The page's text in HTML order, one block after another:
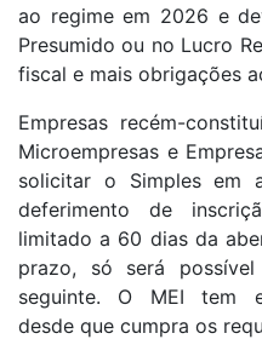
ao regime em 2026 e
Presumido ou no Lucro
fiscal e mais obrigações
Empresas recém-
Microempresas e
solicitar o Simples em
deferimento de
limitado a 60 dias da
prazo, só será
seguinte. O MEI tem
desde que cumpra os